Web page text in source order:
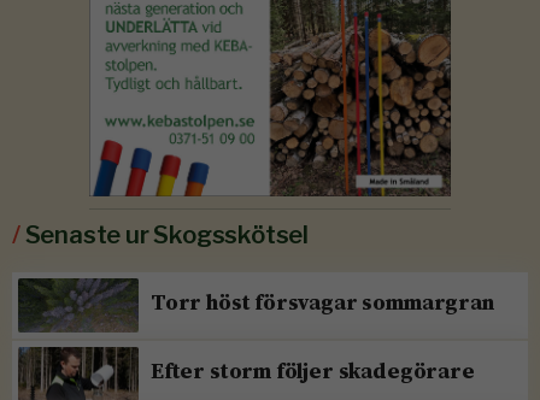
/Senaste ur Skogsskötsel
Torr höst försvagar sommargran
Efter storm följer skadegörare